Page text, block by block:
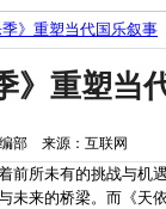
季》重塑当代国乐叙事
》重塑当
部 来源：互联网
所未有的挑战与机
未来的桥梁。而《天